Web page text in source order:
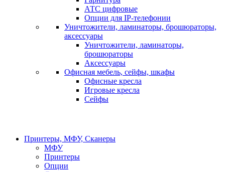
АТС цифровые
Опции для IP-телефонии
Уничтожители, ламинаторы, брошюраторы,
аксессуары
Уничтожители, ламинаторы,
брошюраторы
Аксессуары
Офисная мебель, сейфы, шкафы
Офисные кресла
Игровые кресла
Сейфы
Принтеры, МФУ, Сканеры
МФУ
Принтеры
Опции